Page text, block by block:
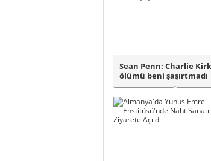
Sean Penn: Charlie
ölümü beni şaşırtmadı